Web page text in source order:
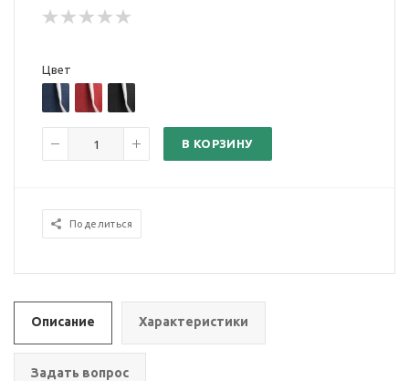
Цвет
В КОРЗИНУ
Поделиться
Описание Характеристики
Задать вопрос